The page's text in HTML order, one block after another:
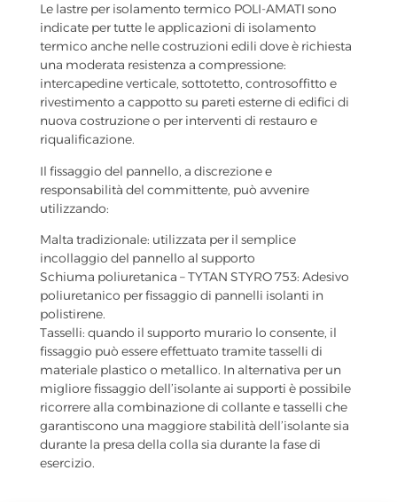
Le lastre per isolamento termico POLI-AMATI sono
indicate per tutte le applicazioni di isolamento
termico anche nelle costruzioni edili dove è richiesta
una moderata resistenza a compressione:
intercapedine verticale, sottotetto, controsoffitto e
rivestimento a cappotto su pareti esterne di edifici di
nuova costruzione o per interventi di restauro e
riqualificazione.
Il fissaggio del pannello, a discrezione e
responsabilità del committente, può avvenire
utilizzando:
Malta tradizionale: utilizzata per il semplice
incollaggio del pannello al supporto
Schiuma poliuretanica – TYTAN STYRO 753: Adesivo
poliuretanico per fissaggio di pannelli isolanti in
polistirene.
Tasselli: quando il supporto murario lo consente, il
fissaggio può essere effettuato tramite tasselli di
materiale plastico o metallico. In alternativa per un
migliore fissaggio dell’isolante ai supporti è possibile
ricorrere alla combinazione di collante e tasselli che
garantiscono una maggiore stabilità dell’isolante sia
durante la presa della colla sia durante la fase di
esercizio.